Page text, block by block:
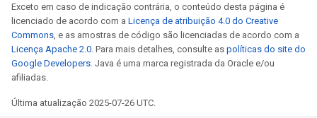
Exceto em caso de indicação contrária, o conteúdo desta página é
licenciado de acordo com a Licença de atribuição 4.0 do Creative
Commons , e as amostras de código são licenciadas de acordo com a
Licença Apache 2.0 . Para mais detalhes, consulte as políticas do site do
Google Developers . Java é uma marca registrada da Oracle e/ou
afiliadas.
Última atualização 2025-07-26 UTC.